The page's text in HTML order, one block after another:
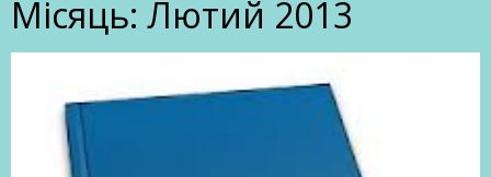
Місяць: Лютий 2013